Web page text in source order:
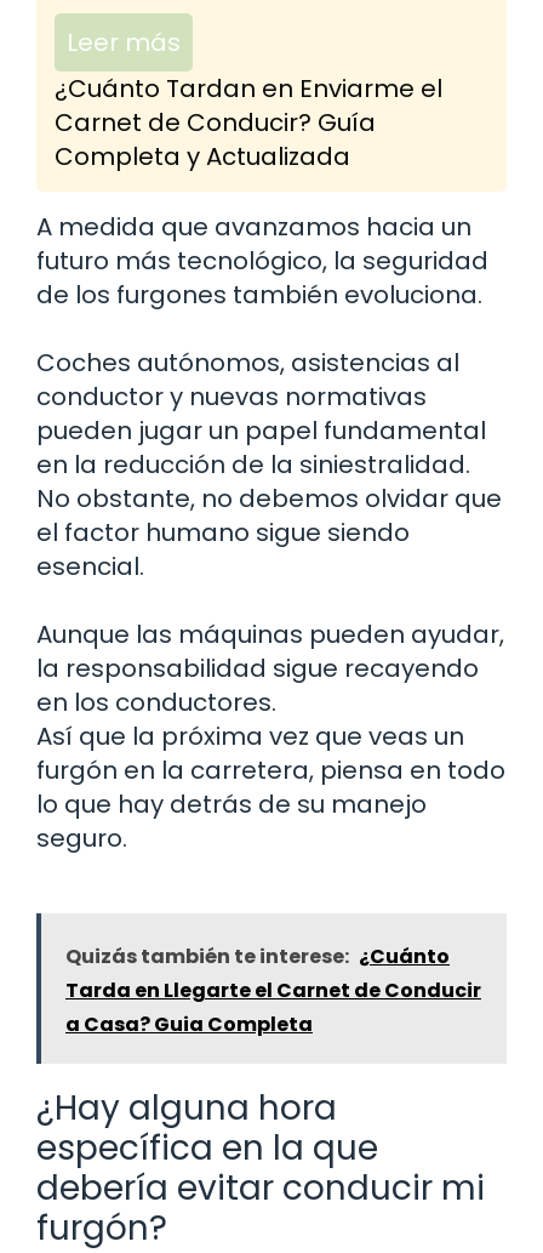
Leer más
¿Cuánto Tardan en Enviarme el
Carnet de Conducir? Guía
Completa y Actualizada
A medida que avanzamos hacia un
futuro más tecnológico, la seguridad
de los furgones también evoluciona.
Coches autónomos, asistencias al
conductor y nuevas normativas
pueden jugar un papel fundamental
en la reducción de la siniestralidad.
No obstante, no debemos olvidar que
el factor humano sigue siendo
esencial.
Aunque las máquinas pueden ayudar,
la responsabilidad sigue recayendo
en los conductores.
Así que la próxima vez que veas un
furgón en la carretera, piensa en todo
lo que hay detrás de su manejo
seguro.
Quizás también te interese: ¿Cuánto
Tarda en Llegarte el Carnet de Conducir
a Casa? Guia Completa
¿Hay alguna hora
específica en la que
debería evitar conducir mi
furgón?